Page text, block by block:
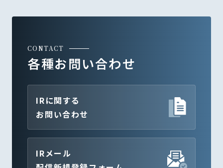
CONTACT
各種お問い合わせ
IRに関する
お問い合わせ
IRメール